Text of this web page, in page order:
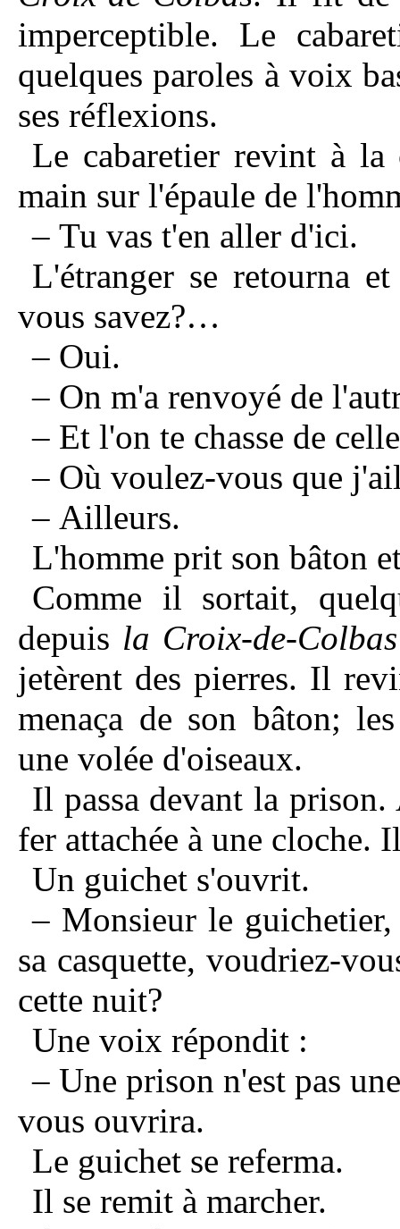
imperceptible. Le
quelques paroles à voix
ses réflexions.
Le cabaretier revint à la
main sur l'épaule de
– Tu vas t'en aller d'ici.
L'étranger se retourna
vous savez?…
– Oui.
– On m'a renvoyé de
– Et l'on te chasse de
– Où voulez-vous que
– Ailleurs.
L'homme prit son bâton
Comme il sortait,
depuis la Croix-de-Colbas
jetèrent des pierres. Il
menaça de son bâton;
une volée d'oiseaux.
Il passa devant la
fer attachée à une cloche.
Un guichet s'ouvrit.
– Monsieur le
sa casquette, voudriez-
cette nuit?
Une voix répondit :
– Une prison n'est pas
vous ouvrira.
Le guichet se referma.
Il se remit à marcher.